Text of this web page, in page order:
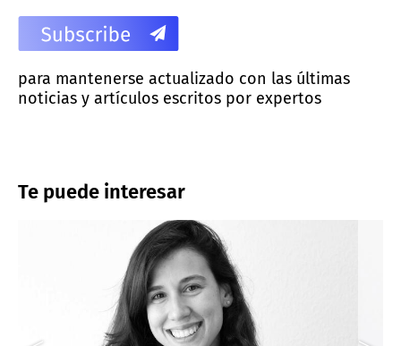
para mantenerse actualizado con las últimas
noticias y artículos escritos por expertos
Te puede interesar